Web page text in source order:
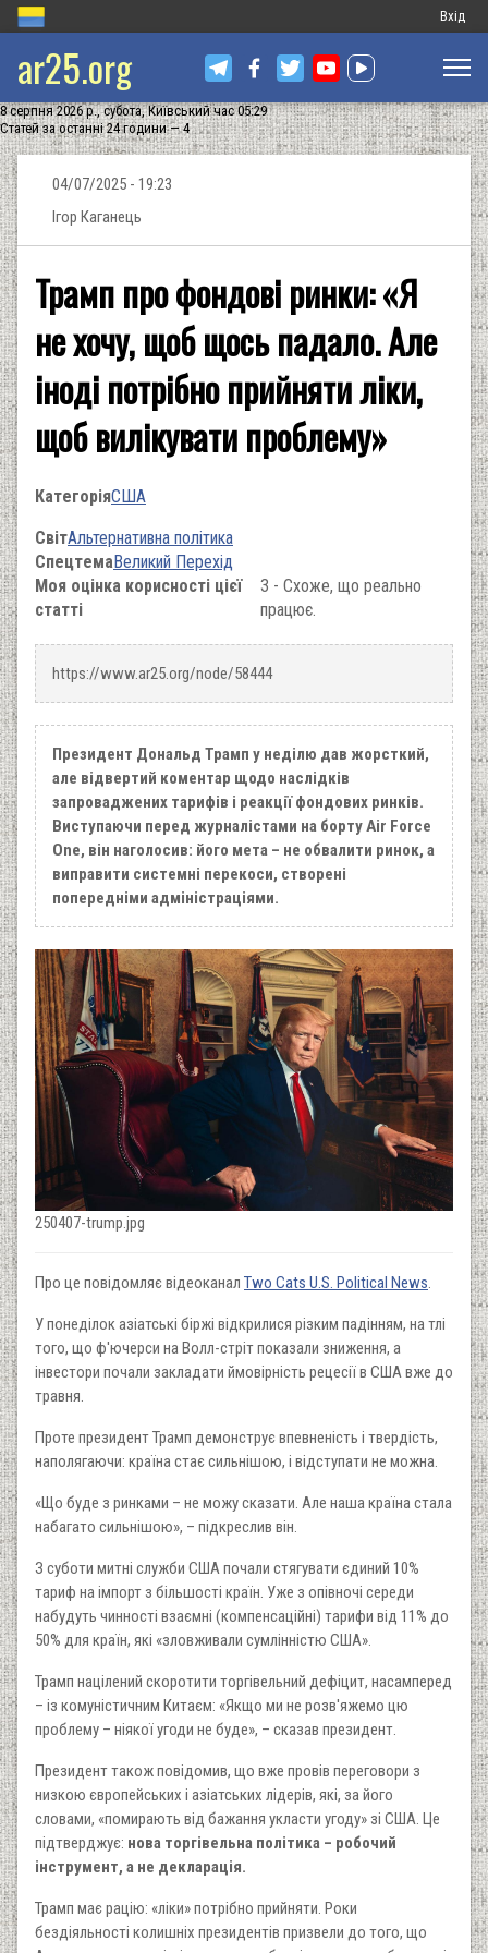
Меню
запису
Вхід
ar25.org
8 серпня 2026 р., субота, Київський час 05:29
Статей за останні 24 години — 4
04/07/2025 - 19:23
Ігор Каганець
Трамп про фондові ринки: «Я
не хочу, щоб щось падало. Але
іноді потрібно прийняти ліки,
щоб вилікувати проблему»
КатегоріяСША
СвітАльтернативна політика
СпецтемаВеликий Перехід
Моя оцінка корисності цієї
статті
3 - Схоже, що реально
працює.
https://www.ar25.org/node/58444
Президент Дональд Трамп у неділю дав жорсткий,
але відвертий коментар щодо наслідків
запроваджених тарифів і реакції фондових ринків.
Виступаючи перед журналістами на борту Air Force
One, він наголосив: його мета – не обвалити ринок, а
виправити системні перекоси, створені
попередніми адміністраціями.
250407-trump.jpg
Про це повідомляє відеоканал Two Cats U.S. Political News.
У понеділок азіатські біржі відкрилися різким падінням, на тлі
того, що ф'ючерси на Волл-стріт показали зниження, а
інвестори почали закладати ймовірність рецесії в США вже до
травня.
Проте президент Трамп демонструє впевненість і твердість,
наполягаючи: країна стає сильнішою, і відступати не можна.
«Що буде з ринками – не можу сказати. Але наша країна стала
набагато сильнішою», – підкреслив він.
З суботи митні служби США почали стягувати єдиний 10%
тариф на імпорт з більшості країн. Уже з опівночі середи
набудуть чинності взаємні (компенсаційні) тарифи від 11% до
50% для країн, які «зловживали сумлінністю США».
Трамп націлений скоротити торгівельний дефіцит, насамперед
– із комуністичним Китаєм: «Якщо ми не розв'яжемо цю
проблему – ніякої угоди не буде», – сказав президент.
Президент також повідомив, що вже провів переговори з
низкою європейських і азіатських лідерів, які, за його
словами, «помирають від бажання укласти угоду» зі США. Це
підтверджує: нова торгівельна політика – робочий
інструмент, а не декларація.
Трамп має рацію: «ліки» потрібно прийняти. Роки
бездіяльності колишніх президентів призвели до того, що